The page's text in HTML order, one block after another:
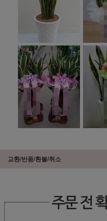
교환/반품/환불/취소